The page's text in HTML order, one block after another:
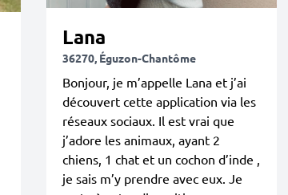
Lana
36270, Éguzon-Chantôme
Bonjour, je m’appelle Lana et j’ai
découvert cette application via les
réseaux sociaux. Il est vrai que
j’adore les animaux, ayant 2
chiens, 1 chat et un cochon d’inde ,
je sais m’y prendre avec eux. Je